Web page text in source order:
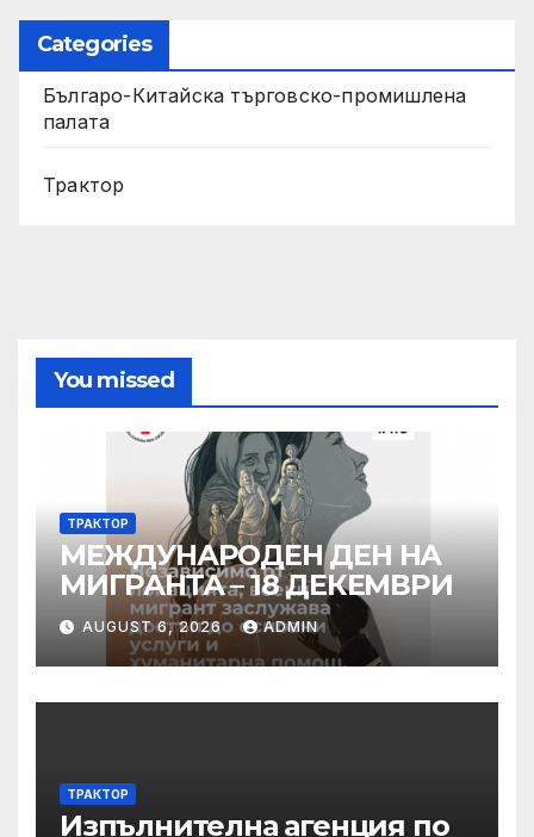
Categories
Българо-Китайска търговско-промишлена
палата
Трактор
You missed
ТРАКТОР
МЕЖДУНАРОДЕН ДЕН НА
МИГРАНТА – 18 ДЕКЕМВРИ
AUGUST 6, 2026 ADMIN
ТРАКТОР
Изпълнителна агенция по